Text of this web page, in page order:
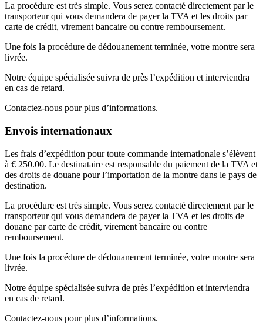
La procédure est très simple. Vous serez contacté directement par le
transporteur qui vous demandera de payer la TVA et les droits par
carte de crédit, virement bancaire ou contre remboursement.
Une fois la procédure de dédouanement terminée, votre montre sera
livrée.
Notre équipe spécialisée suivra de près l’expédition et interviendra
en cas de retard.
Contactez-nous pour plus d’informations.
Envois internationaux
Les frais d’expédition pour toute commande internationale s’élèvent
à € 250.00. Le destinataire est responsable du paiement de la TVA et
des droits de douane pour l’importation de la montre dans le pays de
destination.
La procédure est très simple. Vous serez contacté directement par le
transporteur qui vous demandera de payer la TVA et les droits de
douane par carte de crédit, virement bancaire ou contre
remboursement.
Une fois la procédure de dédouanement terminée, votre montre sera
livrée.
Notre équipe spécialisée suivra de près l’expédition et interviendra
en cas de retard.
Contactez-nous pour plus d’informations.